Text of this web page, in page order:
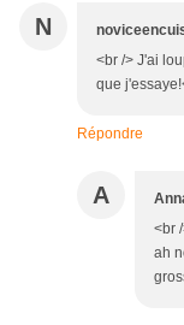
N
<br /> J'ai
que
Répondre
A
<br
ah